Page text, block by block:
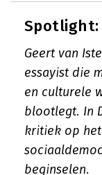
Spotlight:
Geert van
essayist die
en culturele
blootlegt. In
kritiek op
beginselen.